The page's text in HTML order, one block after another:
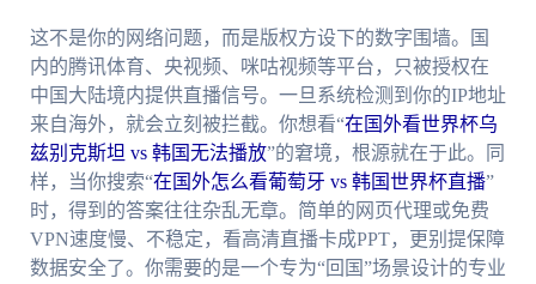
这不是你的网络问题，而是版权方设下的数字围墙。国
内的腾讯体育、央视频、咪咕视频等平台，只被授权在
中国大陆境内提供直播信号。一旦系统检测到你的IP地址
来自海外，就会立刻被拦截。你想看“在国外看世界杯乌
兹别克斯坦 vs 韩国无法播放”的窘境，根源就在于此。同
样，当你搜索“在国外怎么看葡萄牙 vs 韩国世界杯直播”
时，得到的答案往往杂乱无章。简单的网页代理或免费
VPN速度慢、不稳定，看高清直播卡成PPT，更别提保障
数据安全了。你需要的是一个专为“回国”场景设计的专业